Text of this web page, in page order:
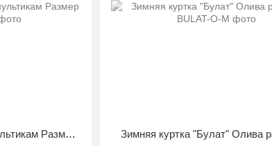
Зимняя куртка Soft Shell мультикам Размер XS Зимняя куртка "Булат" Олива